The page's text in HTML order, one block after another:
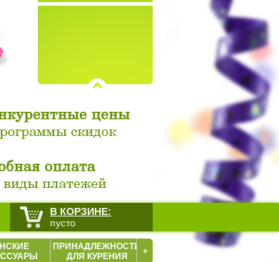
ПРИНАДЛЕЖНОСТИ
ДЛЯ КУРЕНИЯ
+
В КОРЗИНЕ:
пусто